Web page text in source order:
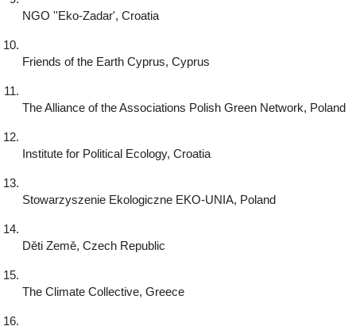
NGO ''Eko-Zadar', Croatia
Friends of the Earth Cyprus, Cyprus
The Alliance of the Associations Polish Green Network, Poland
Institute for Political Ecology, Croatia
Stowarzyszenie Ekologiczne EKO-UNIA, Poland
Děti Země, Czech Republic
The Climate Collective, Greece